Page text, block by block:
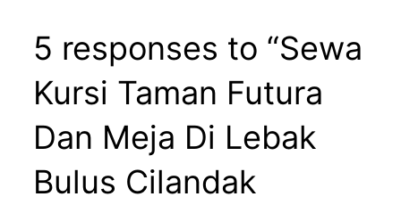
5 responses to “Sewa
Kursi Taman Futura
Dan Meja Di Lebak
Bulus Cilandak